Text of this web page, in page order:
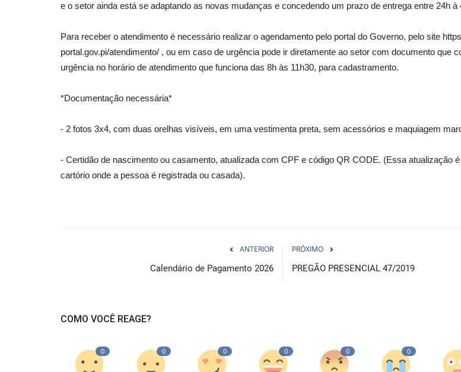
e o setor ainda está se adaptando as novas mudanças e concedendo um prazo de entrega entre 24h à
Para receber o atendimento é necessário realizar o agendamento pelo portal do Governo, pelo site
portal.gov.pi/atendimento/ , ou em caso de urgência pode ir diretamente ao setor com documento que
urgência no horário de atendimento que funciona das 8h às 11h30, para cadastramento.
*Documentação necessária*
- 2 fotos 3x4, com duas orelhas visíveis, em uma vestimenta preta, sem acessórios e maquiagem
- Certidão de nascimento ou casamento, atualizada com CPF e código QR CODE. (Essa atualização
cartório onde a pessoa é registrada ou casada).
ANTERIOR
Calendário de Pagamento 2026
PRÓXIMO
PREGÃO PRESENCIAL 47/2019
COMO VOCÊ REAGE?
0 0 0 0 0 0